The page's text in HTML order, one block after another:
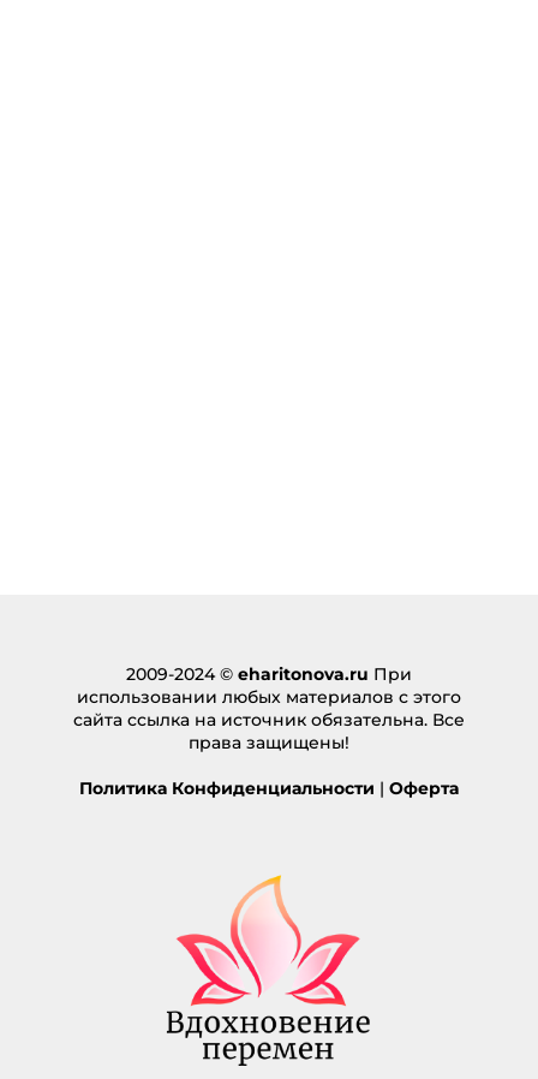
2009-2024 © eharitonova.ru При
использовании любых материалов с этого
сайта ссылка на источник обязательна. Все
права защищены!
Политика Конфиденциальности | Оферта